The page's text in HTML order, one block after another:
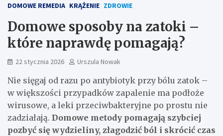
DOMOWE REMEDIA KRĄŻENIE ZDROWIE
Domowe sposoby na zatoki –
które naprawdę pomagają?
22 stycznia 2026 Urszula Nowak
Nie sięgaj od razu po antybiotyk przy bólu zatok –
w większości przypadków zapalenie ma podłoże
wirusowe, a leki przeciwbakteryjne po prostu nie
zadziałają. Domowe metody pomagają szybciej
pozbyć się wydzieliny, złagodzić ból i skrócić czas